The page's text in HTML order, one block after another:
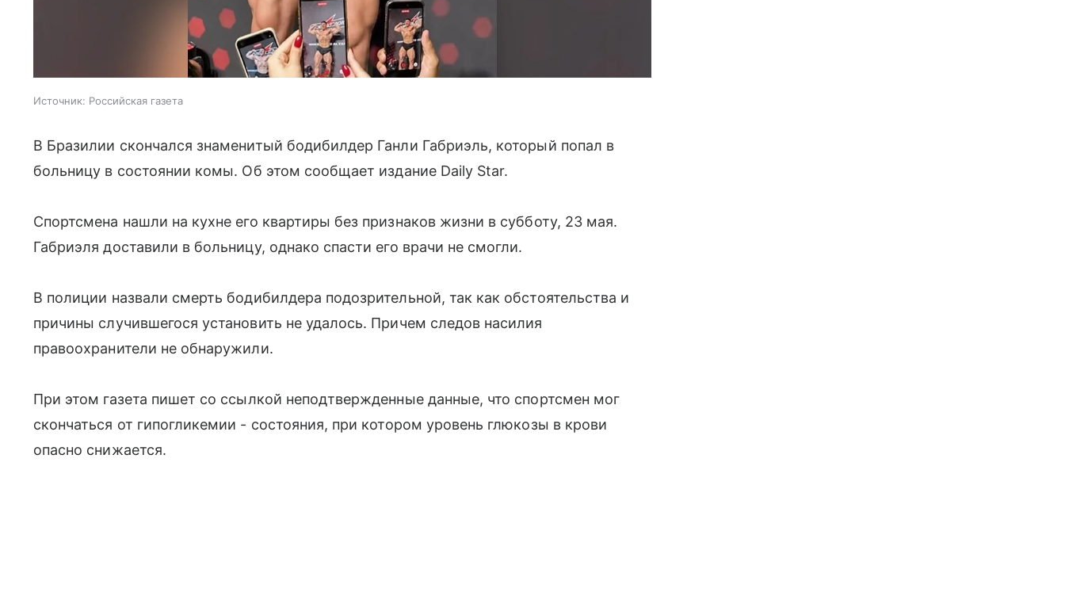
Источник: Российская газета
В Бразилии скончался знаменитый бодибилдер Ганли Габриэль, который попал в
больницу в состоянии комы. Об этом сообщает издание Daily Star.
Спортсмена нашли на кухне его квартиры без признаков жизни в субботу, 23 мая.
Габриэля доставили в больницу, однако спасти его врачи не смогли.
В полиции назвали смерть бодибилдера подозрительной, так как обстоятельства и
причины случившегося установить не удалось. Причем следов насилия
правоохранители не обнаружили.
При этом газета пишет со ссылкой неподтвержденные данные, что спортсмен мог
скончаться от гипогликемии - состояния, при котором уровень глюкозы в крови
опасно снижается.